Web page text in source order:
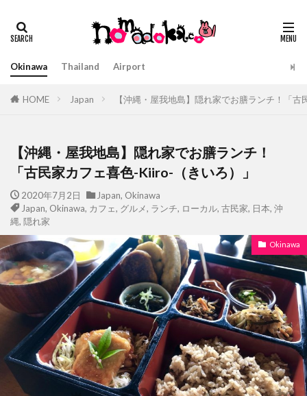
Okinawa Thailand Airport
HOME Japan 【沖縄・屋我地島】隠れ家でお膳ランチ！「
【沖縄・屋我地島】隠れ家でお膳ランチ！
「古民家カフェ喜色-Kiiro-（きいろ）」
2020年7月2日 Japan, Okinawa
Japan, Okinawa, カフェ, グルメ, ランチ, ローカル, 古民家, 日本, 沖
縄, 隠れ家
Okinawa